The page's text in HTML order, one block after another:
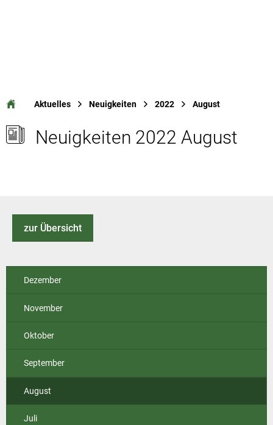
Aktuelles Neuigkeiten 2022 August
Neuigkeiten 2022 August
zur Übersicht
Dezember
November
Oktober
September
August
Juli